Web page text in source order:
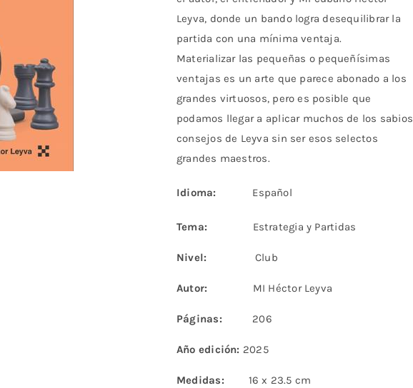
Leyva, donde un bando logra desequilibrar la
partida con una mínima ventaja.
Materializar las pequeñas o pequeñísimas
ventajas es un arte que parece abonado a los
grandes virtuosos, pero es posible que
podamos llegar a aplicar muchos de los sabios
consejos de Leyva sin ser esos selectos
grandes maestros.
Idioma: Español
Tema: Estrategia y Partidas
Nivel: Club
Autor: MI Héctor Leyva
Páginas: 206
Año edición: 2025
Medidas: 16 x 23.5 cm